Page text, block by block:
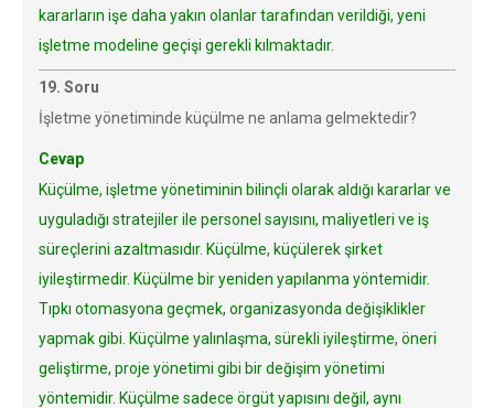
kararların işe daha yakın olanlar tarafından verildiği, yeni
işletme modeline geçişi gerekli kılmaktadır.
19. Soru
İşletme yönetiminde küçülme ne anlama gelmektedir?
Cevap
Küçülme, işletme yönetiminin bilinçli olarak aldığı kararlar ve
uyguladığı stratejiler ile personel sayısını, maliyetleri ve iş
süreçlerini azaltmasıdır. Küçülme, küçülerek şirket
iyileştirmedir. Küçülme bir yeniden yapılanma yöntemidir.
Tıpkı otomasyona geçmek, organizasyonda değişiklikler
yapmak gibi. Küçülme yalınlaşma, sürekli iyileştirme, öneri
geliştirme, proje yönetimi gibi bir değişim yönetimi
yöntemidir. Küçülme sadece örgüt yapısını değil, aynı